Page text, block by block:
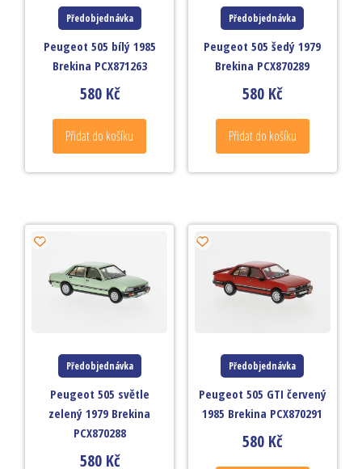
Předobjednávka
Peugeot 505 bílý 1985
Brekina PCX871263
580 Kč
Přidat do košíku
Předobjednávka
Peugeot 505 šedý 1979
Brekina PCX870289
580 Kč
Přidat do košíku
Předobjednávka
Peugeot 505 světle
zelený 1979 Brekina
PCX870288
580 Kč
Předobjednávka
Peugeot 505 GTI červený
1985 Brekina PCX870291
580 Kč